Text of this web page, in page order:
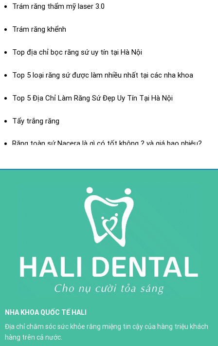
Dán sứ Veneer
Trồng răng implant
XEM THÊM
Trám răng thẩm mỹ laser 3.0
Trám răng khểnh
Top địa chỉ bọc răng sứ uy tín tại Hà Nội
Top 5 loại răng sứ được làm nhiều nhất tại các nha khoa
Top 5 Địa Chỉ Làm Răng Sứ Đẹp Uy Tín Tại Hà Nội
Tẩy trắng răng
Răng toàn sứ Nacera là gì có tốt không ? và giá bao nhiêu?
Răng sứ toàn sứ H-Saphir
NHA KHOA QUỐC TẾ HALI
Địa chỉ chăm sóc sức khỏe răng miệng tin cậy của hàng triệu khách
hàng trên cả nước.